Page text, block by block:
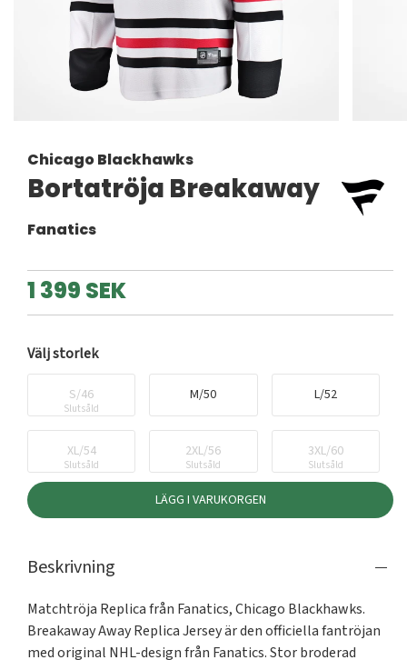
Chicago Blackhawks
Bortatröja Breakaway
Fanatics
1 399 SEK
Välj storlek
S/46
Slutsåld
M/50 L/52
XL/54
Slutsåld
2XL/56
Slutsåld
3XL/60
Slutsåld
LÄGG I VARUKORGEN
Beskrivning
Matchtröja Replica från Fanatics, Chicago Blackhawks.
Breakaway Away Replica Jersey är den officiella fantröjan
med original NHL-design från Fanatics. Stor broderad